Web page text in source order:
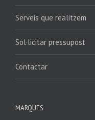
Serveis que realitzem
Sol·licitar pressupost
Contactar
MARQUES